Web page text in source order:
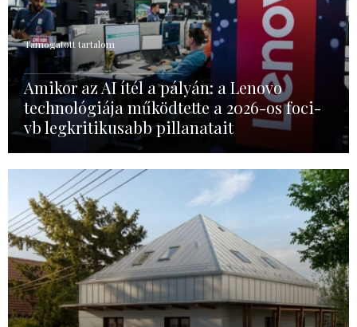
Támogatott tartalom
Amikor az AI ítél a pályán: a Lenovo
technológiája működtette a 2026-os foci-
vb legkritikusabb pillanatait